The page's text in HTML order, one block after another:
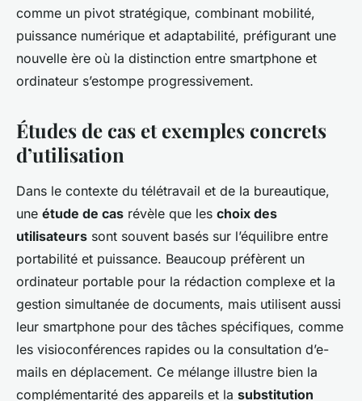
comme un pivot stratégique, combinant mobilité,
puissance numérique et adaptabilité, préfigurant une
nouvelle ère où la distinction entre smartphone et
ordinateur s’estompe progressivement.
Études de cas et exemples concrets
d’utilisation
Dans le contexte du télétravail et de la bureautique,
une étude de cas révèle que les choix des
utilisateurs sont souvent basés sur l’équilibre entre
portabilité et puissance. Beaucoup préfèrent un
ordinateur portable pour la rédaction complexe et la
gestion simultanée de documents, mais utilisent aussi
leur smartphone pour des tâches spécifiques, comme
les visioconférences rapides ou la consultation d’e-
mails en déplacement. Ce mélange illustre bien la
complémentarité des appareils et la substitution